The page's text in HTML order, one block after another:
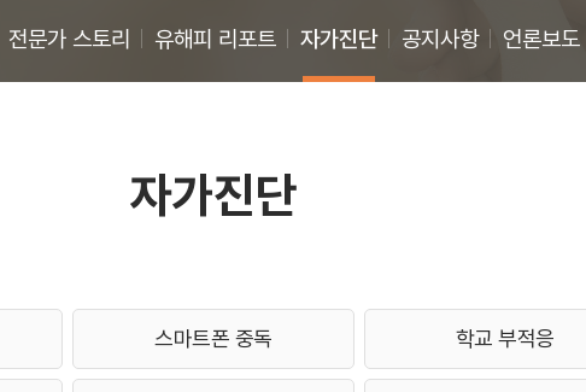
전문가 스토리 유해피 리포트 자가진단 공지사항 언론보도
자가진단
스마트폰 중독 학교 부적응